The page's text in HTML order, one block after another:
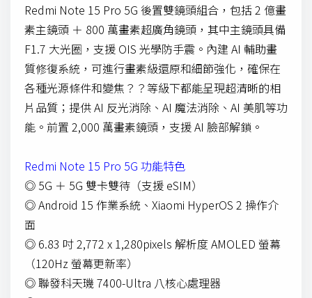
Redmi Note 15 Pro 5G 後置雙鏡頭組合，包括 2 億畫
素主鏡頭 ＋ 800 萬畫素超廣角鏡頭，其中主鏡頭具備
F1.7 大光圈，支援 OIS 光學防手震。內建 AI 輔助畫
質修復系統，可進行畫素級還原和細節強化，確保在
各種光源條件和變焦？？等級下都能呈現超清晰的相
片品質；提供 AI 反光消除、AI 魔法消除、AI 美肌等功
能。前置 2,000 萬畫素鏡頭，支援 AI 臉部解鎖。
Redmi Note 15 Pro 5G 功能特色
◎ 5G ＋ 5G 雙卡雙待（支援 eSIM）
◎ Android 15 作業系統、Xiaomi HyperOS 2 操作介
面
◎ 6.83 吋 2,772 x 1,280pixels 解析度 AMOLED 螢幕
（120Hz 螢幕更新率）
◎ 聯發科天璣 7400-Ultra 八核心處理器